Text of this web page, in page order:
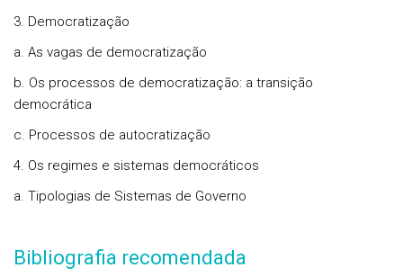
3. Democratização
a. As vagas de democratização
b. Os processos de democratização: a transição
democrática
c. Processos de autocratização
4. Os regimes e sistemas democráticos
a. Tipologias de Sistemas de Governo
Bibliografia recomendada